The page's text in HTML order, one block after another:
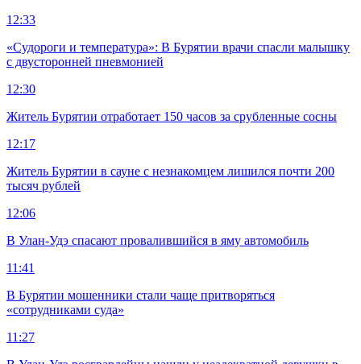
12:33
«Судороги и температура»: В Бурятии врачи спасли малышку
с двусторонней пневмонией
12:30
Житель Бурятии отработает 150 часов за срубленные сосны
12:17
Житель Бурятии в сауне с незнакомцем лишился почти 200
тысяч рублей
12:06
В Улан-Удэ спасают провалившийся в яму автомобиль
11:41
В Бурятии мошенники стали чаще притворяться
«сотрудниками суда»
11:27